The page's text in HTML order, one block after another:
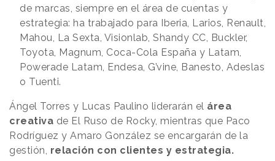
de marcas, siempre en el área de cuentas y
estrategia: ha trabajado para Iberia, Larios, Renault,
Mahou, La Sexta, Visionlab, Shandy CC, Buckler,
Toyota, Magnum, Coca-Cola España y Latam,
Powerade Latam, Endesa, G’vine, Banesto, Adeslas
o Tuenti.
Ángel Torres y Lucas Paulino liderarán el área
creativa de El Ruso de Rocky, mientras que Paco
Rodríguez y Amaro González se encargarán de la
gestión, relación con clientes y estrategia.